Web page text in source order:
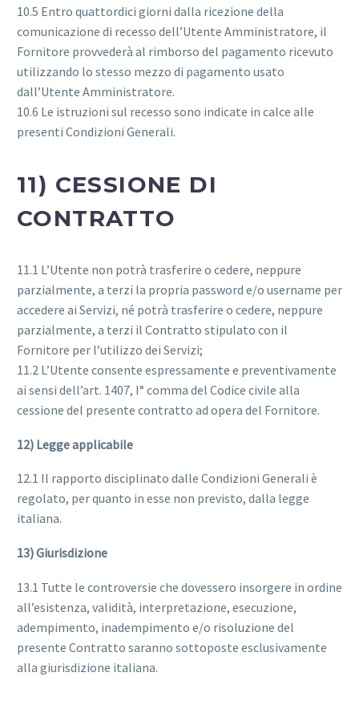
10.5 Entro quattordici giorni dalla ricezione della
comunicazione di recesso dell’Utente Amministratore, il
Fornitore provvederà al rimborso del pagamento ricevuto
utilizzando lo stesso mezzo di pagamento usato
dall’Utente Amministratore.
10.6 Le istruzioni sul recesso sono indicate in calce alle
presenti Condizioni Generali.
11) CESSIONE DI
CONTRATTO
11.1 L’Utente non potrà trasferire o cedere, neppure
parzialmente, a terzi la propria password e/o username per
accedere ai Servizi, né potrà trasferire o cedere, neppure
parzialmente, a terzi il Contratto stipulato con il
Fornitore per l’utilizzo dei Servizi;
11.2 L’Utente consente espressamente e preventivamente
ai sensi dell’art. 1407, I° comma del Codice civile alla
cessione del presente contratto ad opera del Fornitore.
12) Legge applicabile
12.1 Il rapporto disciplinato dalle Condizioni Generali è
regolato, per quanto in esse non previsto, dalla legge
italiana.
13) Giurisdizione
13.1 Tutte le controversie che dovessero insorgere in ordine
all’esistenza, validità, interpretazione, esecuzione,
adempimento, inadempimento e/o risoluzione del
presente Contratto saranno sottoposte esclusivamente
alla giurisdizione italiana.